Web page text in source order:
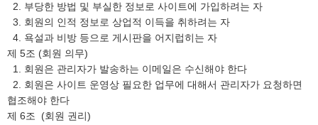
2. 부당한 방법 및 부실한 정보로 사이트에 가입하려는 자
3. 회원의 인적 정보로 상업적 이득을 취하려는 자
4. 욕설과 비방 등으로 게시판을 어지럽히는 자
제 5조 (회원 의무)
1. 회원은 관리자가 발송하는 이메일은 수신해야 한다
2. 회원은 사이트 운영상 필요한 업무에 대해서 관리자가 요청하면
협조해야 한다
제 6조 (회원 권리)